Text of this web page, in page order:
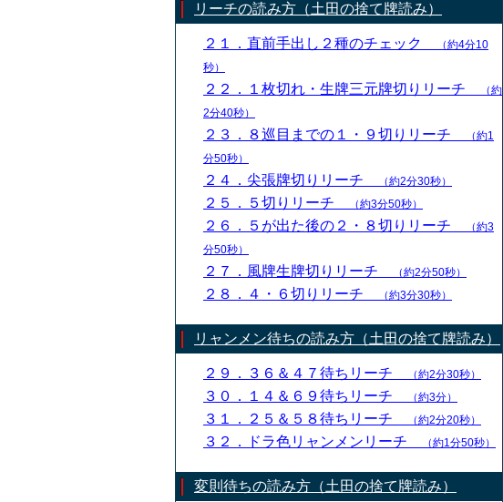
リーチの読み方（土田の捨て牌読み）
２１．直前手出し２種のチェック
（約4分10
秒）
２２．１枚切れ・生牌三元牌切りリーチ
（約
2分40秒）
２３．８巡目までの１・９切りリーチ
（約1
分50秒）
２４．尖張牌切りリーチ （約2分30秒）
２５．５切りリーチ （約3分50秒）
２６．５が出た後の２・８切りリーチ
（約3
分50秒）
２７．風牌生牌切りリーチ （約2分50秒）
２８．４・６切りリーチ （約3分30秒）
リャンメン待ちの読み方（土田の捨て牌読み）
２９．３６＆４７待ちリーチ （約2分30秒）
３０．１４＆６９待ちリーチ （約3分）
３１．２５＆５８待ちリーチ （約2分20秒）
３２．ドラ色リャンメンリーチ （約1分50秒）
変則待ちの読み方（土田の捨て牌読み）